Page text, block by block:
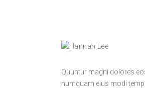
Quuntur magni dolores
numquam eius modi